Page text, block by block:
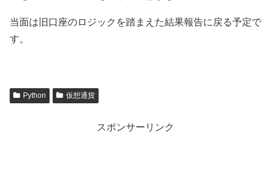
当面は旧口座のロジックを踏まえた結果報告に戻る予定で
す。
Python 仮想通貨
スポンサーリンク